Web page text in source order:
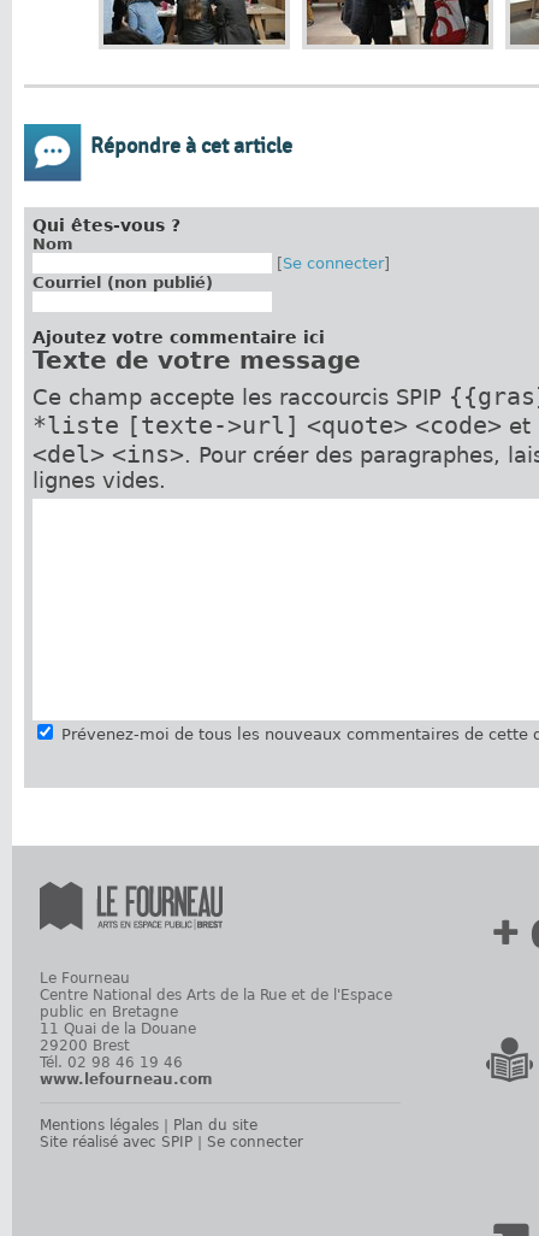
Répondre à cet article
Qui êtes-vous ?
Nom
[Se connecter]
Courriel (non publié)
Ajoutez votre commentaire ici
Texte de votre message
Ce champ accepte les raccourcis SPIP
*liste [texte->url] <quote> <code>et
<del> <ins>. Pour créer des paragraphes,
lignes vides.
Prévenez-moi de tous les nouveaux commentaires de cette
Le Fourneau
Centre National des Arts de la Rue et de l'Espace
public en Bretagne
11 Quai de la Douane
29200 Brest
Tél. 02 98 46 19 46
www.lefourneau.com
Mentions légales
Plan du site
Site réalisé avec SPIP
Se connecter
+